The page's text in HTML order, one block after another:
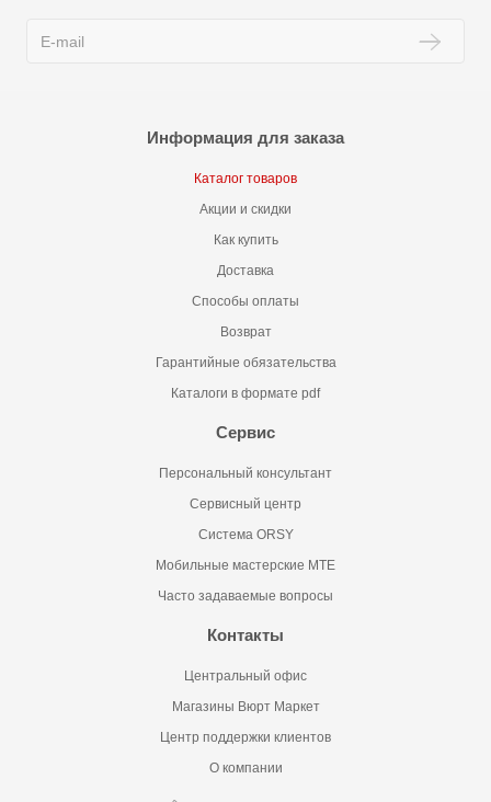
Информация для заказа
Каталог товаров
Акции и скидки
Как купить
Доставка
Способы оплаты
Возврат
Гарантийные обязательства
Каталоги в формате pdf
Сервис
Персональный консультант
Сервисный центр
Система ORSY
Мобильные мастерские MTE
Часто задаваемые вопросы
Контакты
Центральный офис
Магазины Вюрт Маркет
Центр поддержки клиентов
О компании